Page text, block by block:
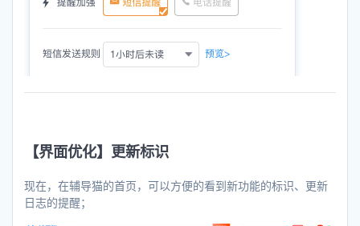
【界面优化】更新标识
现在，在辅导猫的首页，可以方便的看到新功能的标识、更新
日志的提醒；